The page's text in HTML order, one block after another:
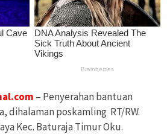
– Penyerahan bantuan
dihalaman poskamling RT/RW.
Kec. Baturaja Timur Oku.